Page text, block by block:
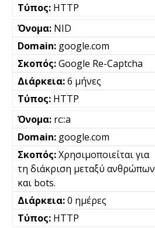
HTTP
NID
google.com
Google Re-Captcha
6 μήνες
HTTP
rc::a
google.com
Χρησιμοποιείται για
τη διάκριση μεταξύ ανθρώπων
και bots.
0 ημέρες
HTTP